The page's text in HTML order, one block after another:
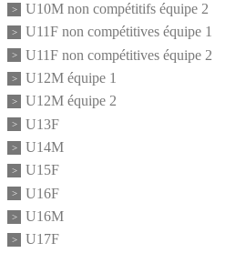
U10M non compétitifs équipe 2
U11F non compétitives équipe 1
U11F non compétitives équipe 2
U12M équipe 1
U12M équipe 2
U13F
U14M
U15F
U16F
U16M
U17F